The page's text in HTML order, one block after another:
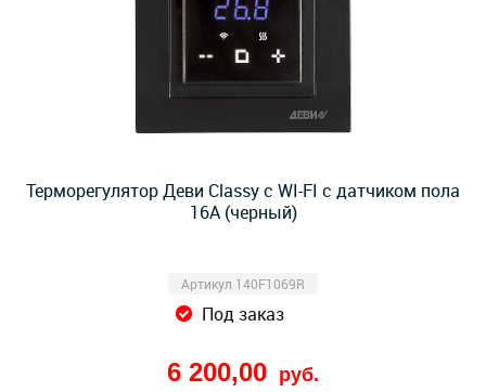
Терморегулятор Деви Classy с WI-FI с датчиком пола
16A (черный)
Артикул 140F1069R
Под заказ
6 200,00 руб.